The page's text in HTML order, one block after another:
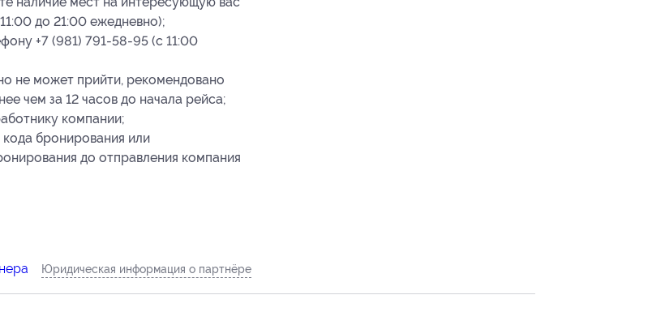
до 21:00 ежедневно);
+7 (981) 791-58-95 (с 11:00
не может прийти, рекомендовано
чем за 12 часов до начала рейса;
компании;
кода бронирования или
до отправления компания
Юридическая информация о партнёре